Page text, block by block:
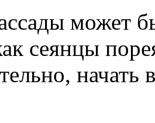
может
сеянцы